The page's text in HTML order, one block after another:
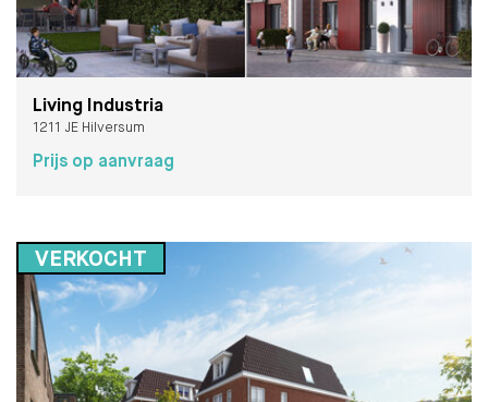
Living Industria
1211 JE Hilversum
Prijs op aanvraag
VERKOCHT